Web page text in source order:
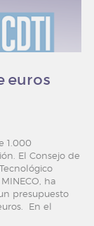
euros
1.000
El Consejo de
ha
presupuesto
En el